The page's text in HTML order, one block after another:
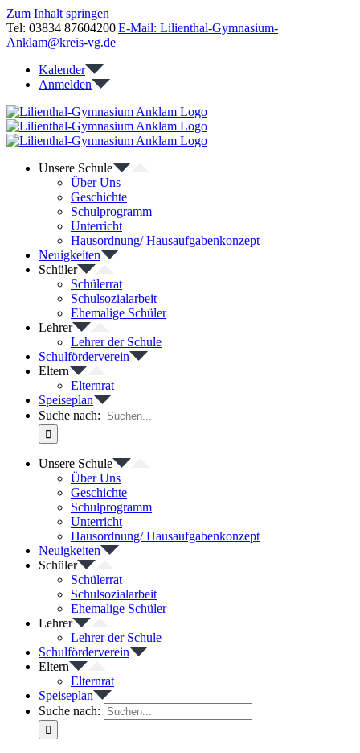
Zum Inhalt springen
Tel: 03834 87604200|E-Mail: Lilienthal-Gymnasium-
Anklam@kreis-vg.de
Kalender
Anmelden
Unsere Schule
Über Uns
Geschichte
Schulprogramm
Unterricht
Hausordnung/ Hausaufgabenkonzept
Neuigkeiten
Schüler
Schülerrat
Schulsozialarbeit
Ehemalige Schüler
Lehrer
Lehrer der Schule
Schulförderverein
Eltern
Elternrat
Speiseplan
Suche nach:
Unsere Schule
Über Uns
Geschichte
Schulprogramm
Unterricht
Hausordnung/ Hausaufgabenkonzept
Neuigkeiten
Schüler
Schülerrat
Schulsozialarbeit
Ehemalige Schüler
Lehrer
Lehrer der Schule
Schulförderverein
Eltern
Elternrat
Speiseplan
Suche nach: